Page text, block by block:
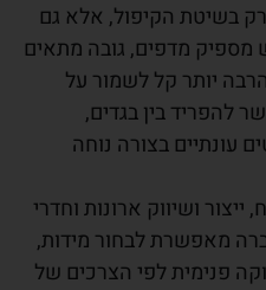
בשיטת הקיפול, אלא גם
מדפים, גובה מתאים
יותר קל לשמור על
להפריד בין בגדים,
עונתיים בצורה נוחה
ושיווק ארונות וחדרי
מאפשרת לבחור מידות,
פנימית לפי הצרכים של